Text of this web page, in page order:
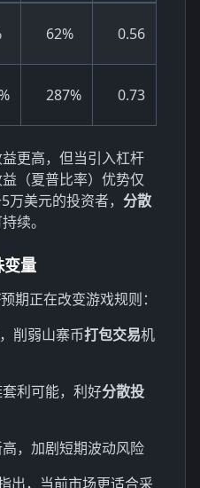
62% 0.56
287% 0.73
更高，但当引入杠杆
（夏普比率）优势仅
美元的投资者， 分散
续。
变量
期正在改变游戏规则：
削弱山寨币打包交易机
利可能，利好分散投
，加剧短期波动风险
出，当前市场更适合采